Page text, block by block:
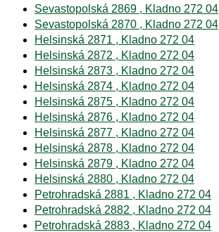
Sevastopolská 2869 , Kladno 272 04
Sevastopolská 2870 , Kladno 272 04
Helsinská 2871 , Kladno 272 04
Helsinská 2872 , Kladno 272 04
Helsinská 2873 , Kladno 272 04
Helsinská 2874 , Kladno 272 04
Helsinská 2875 , Kladno 272 04
Helsinská 2876 , Kladno 272 04
Helsinská 2877 , Kladno 272 04
Helsinská 2878 , Kladno 272 04
Helsinská 2879 , Kladno 272 04
Helsinská 2880 , Kladno 272 04
Petrohradská 2881 , Kladno 272 04
Petrohradská 2882 , Kladno 272 04
Petrohradská 2883 , Kladno 272 04